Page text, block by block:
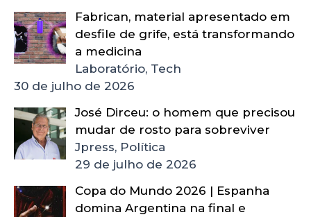
Fabrican, material apresentado em
desfile de grife, está transformando
a medicina
Laboratório, Tech
30 de julho de 2026
José Dirceu: o homem que precisou
mudar de rosto para sobreviver
Jpress, Política
29 de julho de 2026
Copa do Mundo 2026 | Espanha
domina Argentina na final e